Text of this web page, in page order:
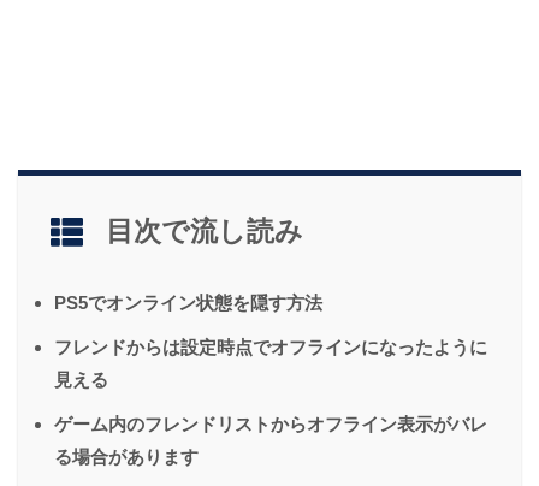
目次で流し読み
PS5でオンライン状態を隠す方法
フレンドからは設定時点でオフラインになったように
見える
ゲーム内のフレンドリストからオフライン表示がバレ
る場合があります